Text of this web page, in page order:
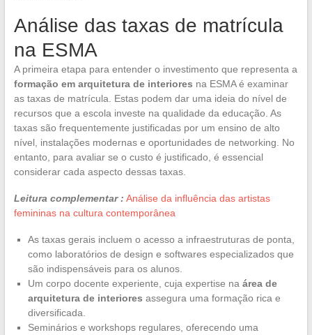
Análise das taxas de matrícula
na ESMA
A primeira etapa para entender o investimento que representa a
formação em arquitetura de interiores na ESMA é examinar
as taxas de matrícula. Estas podem dar uma ideia do nível de
recursos que a escola investe na qualidade da educação. As
taxas são frequentemente justificadas por um ensino de alto
nível, instalações modernas e oportunidades de networking. No
entanto, para avaliar se o custo é justificado, é essencial
considerar cada aspecto dessas taxas.
Leitura complementar : Análise da influência das artistas
femininas na cultura contemporânea
As taxas gerais incluem o acesso a infraestruturas de ponta,
como laboratórios de design e softwares especializados que
são indispensáveis para os alunos.
Um corpo docente experiente, cuja expertise na área de
arquitetura de interiores assegura uma formação rica e
diversificada.
Seminários e workshops regulares, oferecendo uma